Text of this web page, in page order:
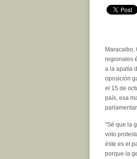
Maracaibo,
regionales
a la apatía
oposición
el 15 de
país, esa
“Sé que la
voto
éste es el
porque la